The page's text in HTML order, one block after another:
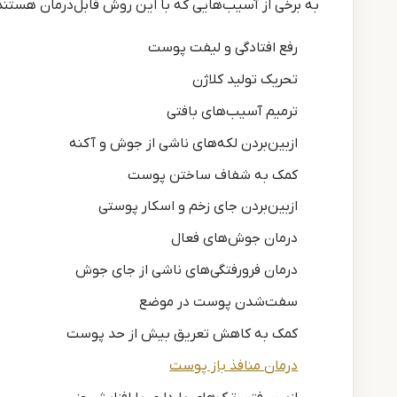
به برخی از آسیب‌هایی که با این روش قابل‌درمان
رفع افتادگی و لیفت پوست
تحریک تولید کلاژن
ترمیم آسیب‌های بافتی
ازبین‌بردن لکه‌های ناشی از جوش و آکنه
کمک به شفاف ساختن پوست
ازبین‌بردن جای زخم و اسکار پوستی
درمان جوش‌های فعال
درمان فرورفتگی‌های ناشی از جای جوش
سفت‌شدن پوست در موضع
کمک به کاهش تعریق بیش از حد پوست
درمان منافذ باز پوست